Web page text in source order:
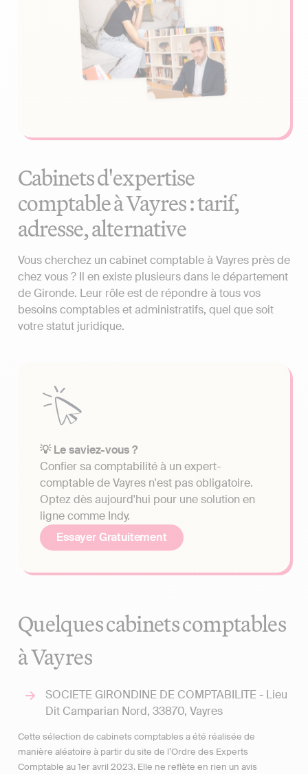
Cabinets d'expertise
comptable à Vayres : tarif,
adresse, alternative
Vous cherchez un cabinet comptable à Vayres près de
chez vous ? Il en existe plusieurs dans le département
de Gironde. Leur rôle est de répondre à tous vos
besoins comptables et administratifs, quel que soit
votre statut juridique.
💡 Le saviez-vous ?
Confier sa comptabilité à un expert-
comptable de Vayres n'est pas obligatoire.
Optez dès aujourd'hui pour une solution en
ligne comme Indy.
Essayer Gratuitement
Quelques cabinets comptables
à Vayres
SOCIETE GIRONDINE DE COMPTABILITE - Lieu
Dit Camparian Nord, 33870, Vayres
Cette sélection de cabinets comptables a été réalisée de
manière aléatoire à partir du site de l’Ordre des Experts
Comptable au 1er avril 2023. Elle ne reflète en rien un avis